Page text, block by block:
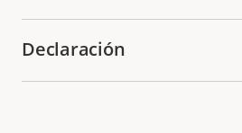
Declaración